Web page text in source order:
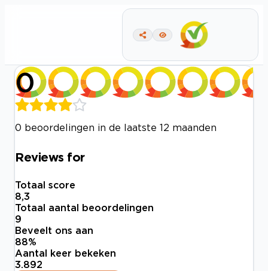
0
0 beoordelingen in de laatste 12 maanden
Reviews for
Totaal score
8,3
Totaal aantal beoordelingen
9
Beveelt ons aan
88%
Aantal keer bekeken
3.892